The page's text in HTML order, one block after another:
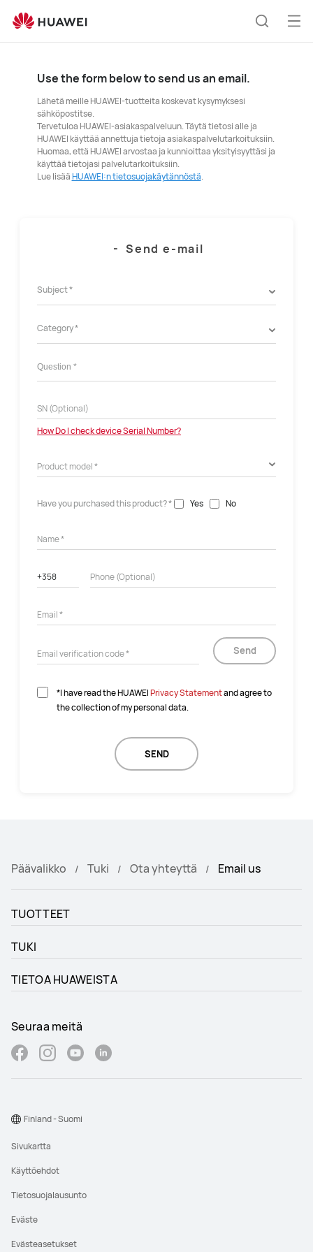
Use the form below to send us an email.
Lähetä meille HUAWEI-tuotteita koskevat kysymyksesi
sähköpostitse.
Tervetuloa HUAWEI-asiakaspalveluun. Täytä tietosi alle ja
HUAWEI käyttää annettuja tietoja asiakaspalvelutarkoituksiin.
Huomaa, että HUAWEI arvostaa ja kunnioittaa yksityisyyttäsi ja
käyttää tietojasi palvelutarkoituksiin.
Lue lisääHUAWEI:n tietosuojakäytännöstä.
- Send e-mail
Subject *
Category *
How Do I check device Serial Number?
Have you purchased this product? * Yes No
Send
*I have read the HUAWEIPrivacy Statementand agree to
the collection of my personal data.
SEND
Päävalikko Tuki Ota yhteyttä Email us
TUOTTEET
TUKI
TIETOA HUAWEISTA
Seuraa meitä
Sivukartta
Käyttöehdot
Tietosuojalausunto
Eväste
Evästeasetukset
Finland - Suomi